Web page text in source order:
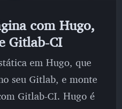
com Hugo,
Gitlab-CI
em Hugo, que
seu Gitlab, e monte
Gitlab-CI. Hugo é